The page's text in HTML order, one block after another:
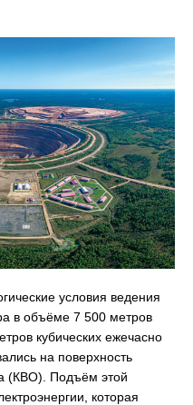
условия ведения
в объёме 7 500 метров
кубических ежечасно
на поверхность
(КВО). Подъём этой
которая